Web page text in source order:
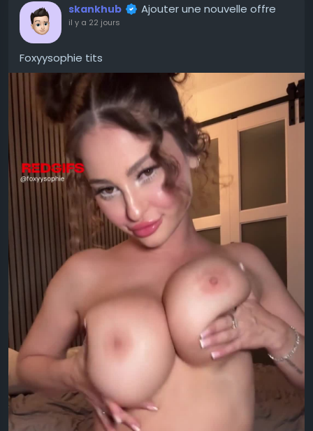
skankhub Ajouter une nouvelle offre
il y a 22 jours
Foxyysophie tits